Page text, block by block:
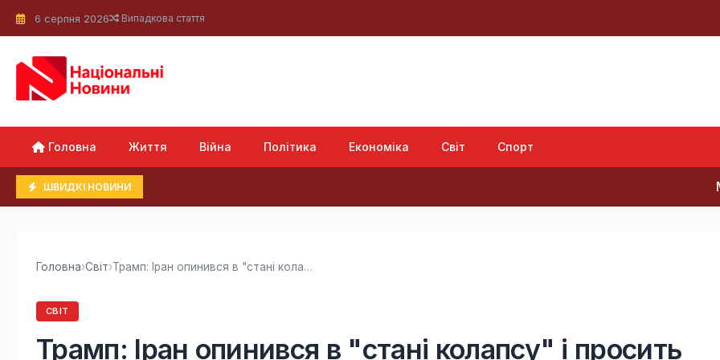
6 серпня 2026 Випадкова стаття
Головна Життя Війна Політика Економіка Світ Спорт
ШВИДКІ НОВИНИ
Головна›Світ› Трамп: Іран опинився в "стані колапсу" і...
СВІТ
Трамп: Іран опинився в "стані колапсу" і просить